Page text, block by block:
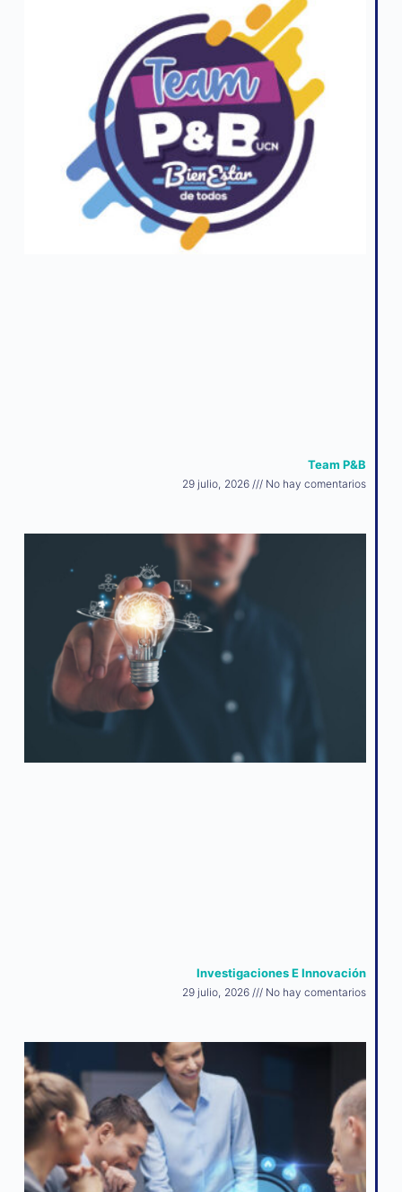
Team P&B
29 julio, 2026 No hay comentarios
Investigaciones E Innovación
29 julio, 2026 No hay comentarios